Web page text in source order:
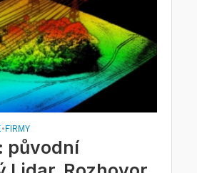
•FIRMY
původní